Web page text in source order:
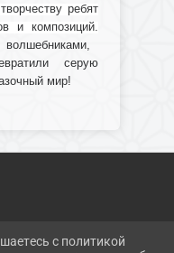
ребят
и композиций.
серую
мир!
с политикой